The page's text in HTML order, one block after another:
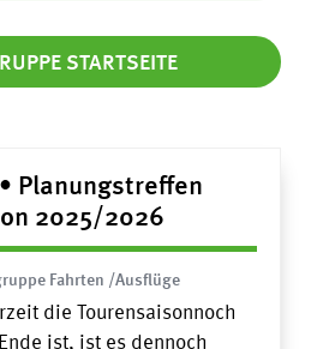
STARTSEITE
Planungstreffen
2025/2026
Fahrten /Ausflüge
die Tourensaisonnoch
ist, ist es dennoch